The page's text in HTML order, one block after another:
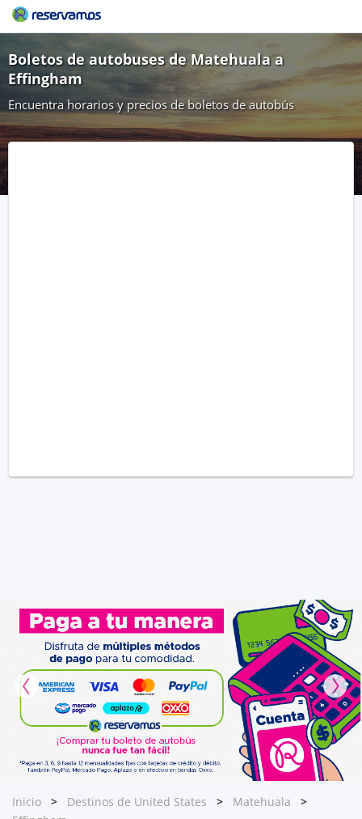
Boletos de autobuses de Matehuala a
Effingham
Encuentra horarios y precios de boletos de autobús
Inicio Destinos de United States
Matehuala